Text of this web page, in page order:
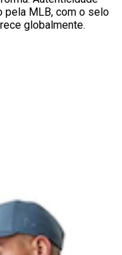
pela MLB, com o selo
globalmente.